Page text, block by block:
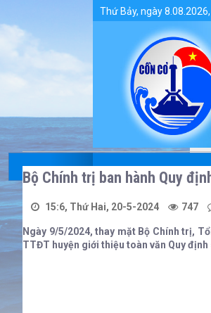
Chi tiết tin tức - Huyện Cồn
Thứ Bảy, ngày
ĐẨY MẠNH HỌC TẬP VÀ LÀM
Bộ Chính trị ban hành Quy
15:6, Thứ Hai, 20-5-2024 747
Ngày 9/5/2024, thay mặt Bộ Chính trị,
TTĐT huyện giới thiệu toàn văn Quy định